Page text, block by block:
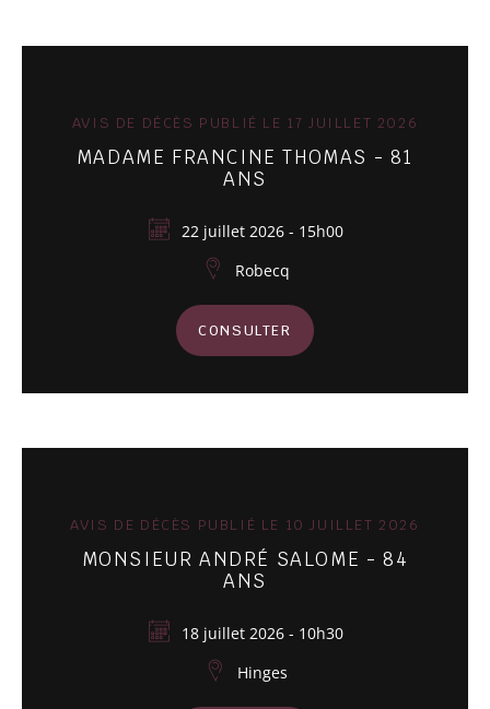
AVIS DE DÉCÈS PUBLIÉ LE 17 JUILLET 2026
MADAME FRANCINE THOMAS - 81
ANS
22 juillet 2026 - 15h00
Robecq
CONSULTER
AVIS DE DÉCÈS PUBLIÉ LE 10 JUILLET 2026
MONSIEUR ANDRÉ SALOME - 84
ANS
18 juillet 2026 - 10h30
Hinges